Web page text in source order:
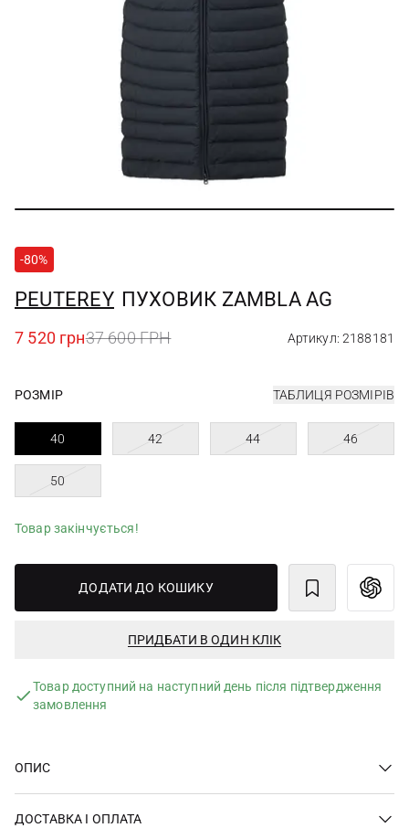
-80%
PEUTEREY ПУХОВИК ZAMBLA AG
7 520 грн37 600 ГРН Артикул: 2188181
РОЗМІР ТАБЛИЦЯ РОЗМІРІВ
40 42 44 46
50
Товар закінчується!
ДОДАТИ ДО КОШИКУ
ПРИДБАТИ В ОДИН КЛІК
Товар доступний на наступний день після підтвердження
замовлення
ОПИС
ДОСТАВКА І ОПЛАТА